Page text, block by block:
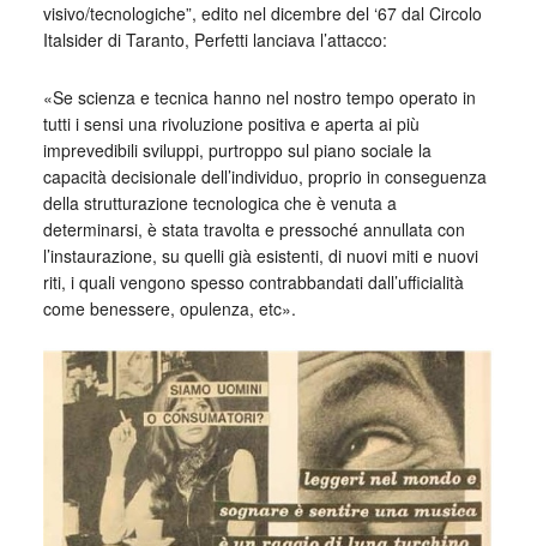
visivo/tecnologiche”, edito nel dicembre del ‘67 dal Circolo
Italsider di Taranto, Perfetti lanciava l’attacco:
«Se scienza e tecnica hanno nel nostro tempo operato in
tutti i sensi una rivoluzione positiva e aperta ai più
imprevedibili sviluppi, purtroppo sul piano sociale la
capacità decisionale dell’individuo, proprio in conseguenza
della strutturazione tecnologica che è venuta a
determinarsi, è stata travolta e pressoché annullata con
l’instaurazione, su quelli già esistenti, di nuovi miti e nuovi
riti, i quali vengono spesso contrabbandati dall’ufficialità
come benessere, opulenza, etc».